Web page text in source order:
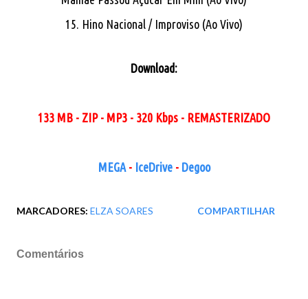
15. Hino Nacional / Improviso (Ao Vivo)
Download:
133 MB - ZIP - MP3 - 320 Kbps - REMASTERIZADO
MEGA- IceDrive- Degoo
MARCADORES: ELZA SOARES COMPARTILHAR
Comentários